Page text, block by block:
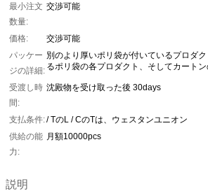
最小注文
数量:
交渉可能
価格:
交渉可能
パッケー
ジの詳細:
別のより厚いポリ袋が付いているプロダ
るポリ袋の各プロダクト、そしてカートン
受渡し時
間:
沈殿物を受け取った後 30days
支払条件:/ TのL / CのTは、ウェスタンユニオン
供給の能
力:
月額10000pcs
説明